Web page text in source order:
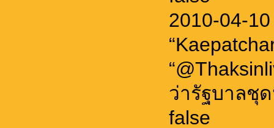
2010-04-
ว่ารัฐบาลชุ
false